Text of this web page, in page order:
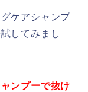
ケアシャンプ
してみまし
ンプーで抜け